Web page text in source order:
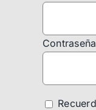
Contraseña